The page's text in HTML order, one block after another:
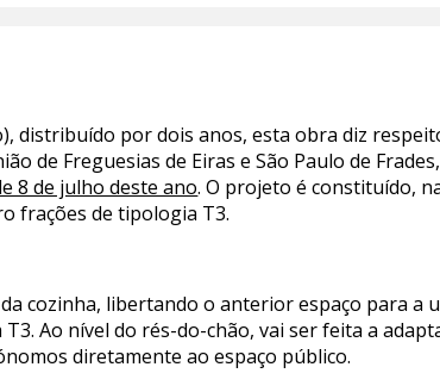
distribuído por dois anos, esta obra diz
de Freguesias de Eiras e São Paulo de
8 de julho deste ano. O projeto é constituído,
frações de tipologia T3.
cozinha, libertando o anterior espaço para a
Ao nível do rés-do-chão, vai ser feita a
diretamente ao espaço público.